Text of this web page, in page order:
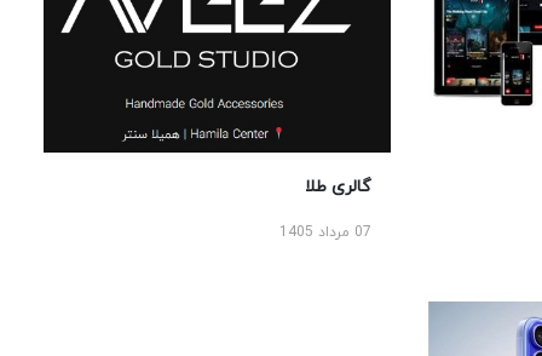
گالری طلا
07 مرداد 1405